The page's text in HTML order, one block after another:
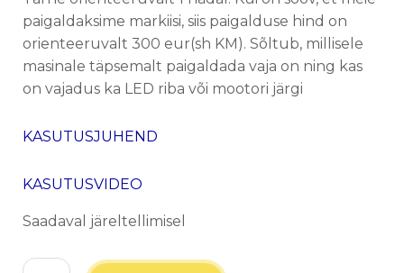
paigaldaksime markiisi, siis paigalduse hind on
orienteeruvalt 300 eur(sh KM). Sõltub, millisele
masinale täpsemalt paigaldada vaja on ning kas
on vajadus ka LED riba või mootori järgi
KASUTUSJUHEND
KASUTUSVIDEO
Saadaval järeltellimisel